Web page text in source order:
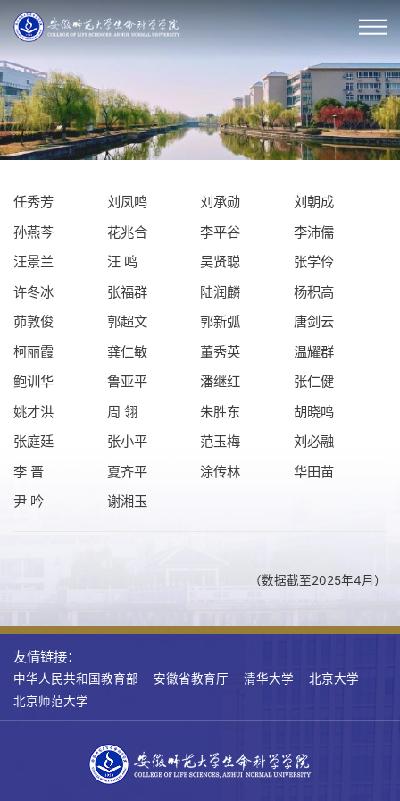
任秀芳 刘凤鸣 刘承勋
刘朝成
孙燕芩
花兆合 李平谷
李沛儒
汪景兰
汪 鸣 吴贤聪
张学伶
许冬冰
张福群 陆润麟
杨积高
茆敦俊
郭超文 郭新弧
唐剑云
柯丽霞
龚仁敏 董秀英
温耀群
鲍训华
鲁亚平 潘继红
张仁健
姚才洪
周 翎 朱胜东
胡晓鸣
张庭廷
张小平 范玉梅
刘必融
李 晋
夏齐平 涂传林
华田苗
尹 吟
谢湘玉
（数据截至2025年4月）
友情链接：
中华人民共和国教育部 安徽省教育厅 清华大学
北京大学
北京师范大学